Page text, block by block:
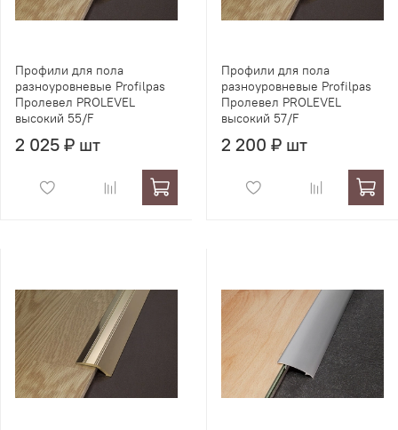
Профили для пола
разноуровневые Profilpas
Пролевел PROLEVEL
высокий 55/F
2 025 ₽ шт
Профили для пола
разноуровневые Profilpas
Пролевел PROLEVEL
высокий 57/F
2 200 ₽ шт